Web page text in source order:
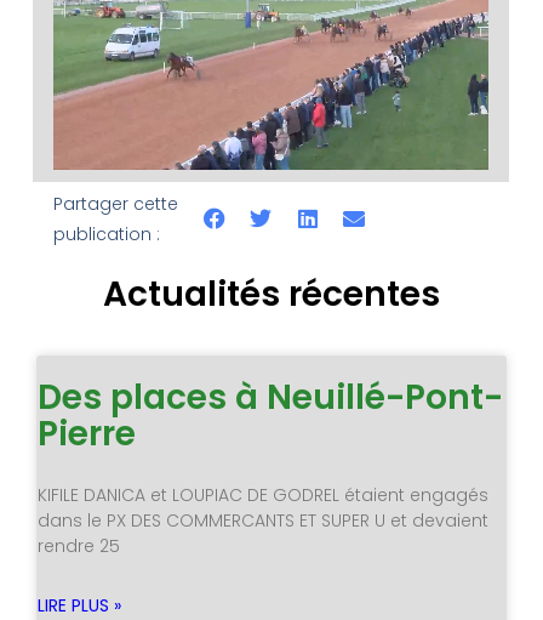
Partager cette
publication :
Actualités récentes
Des places à Neuillé-Pont-
Pierre
KIFILE DANICA et LOUPIAC DE GODREL étaient engagés
dans le PX DES COMMERCANTS ET SUPER U et devaient
rendre 25
LIRE PLUS »